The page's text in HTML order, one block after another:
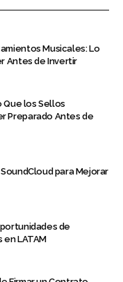
Musicales: Lo
Antes de Invertir
Que los Sellos
Preparado Antes de
para Mejorar
de
en LATAM